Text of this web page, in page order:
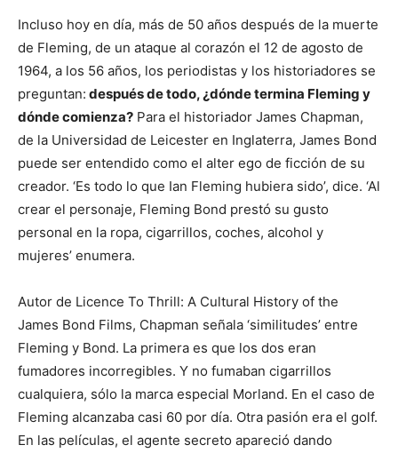
Incluso hoy en día, más de 50 años después de la muerte
de Fleming, de un ataque al corazón el 12 de agosto de
1964, a los 56 años, los periodistas y los historiadores se
preguntan: después de todo, ¿dónde termina Fleming y
dónde comienza? Para el historiador James Chapman,
de la Universidad de Leicester en Inglaterra, James Bond
puede ser entendido como el alter ego de ficción de su
creador. ‘Es todo lo que Ian Fleming hubiera sido’, dice. ‘Al
crear el personaje, Fleming Bond prestó su gusto
personal en la ropa, cigarrillos, coches, alcohol y
mujeres’ enumera.
Autor de Licence To Thrill: A Cultural History of the
James Bond Films, Chapman señala ‘similitudes’ entre
Fleming y Bond. La primera es que los dos eran
fumadores incorregibles. Y no fumaban cigarrillos
cualquiera, sólo la marca especial Morland. En el caso de
Fleming alcanzaba casi 60 por día. Otra pasión era el golf.
En las películas, el agente secreto apareció dando